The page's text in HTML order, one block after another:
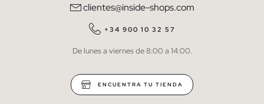
QUIERO SUSCRIBIRME
* Puedes cancelar la suscripción en cualquier momento.
clientes@inside-shops.com
+34 900 10 32 57
De lunes a viernes de 8:00 a 14:00.
ENCUENTRA TU TIENDA